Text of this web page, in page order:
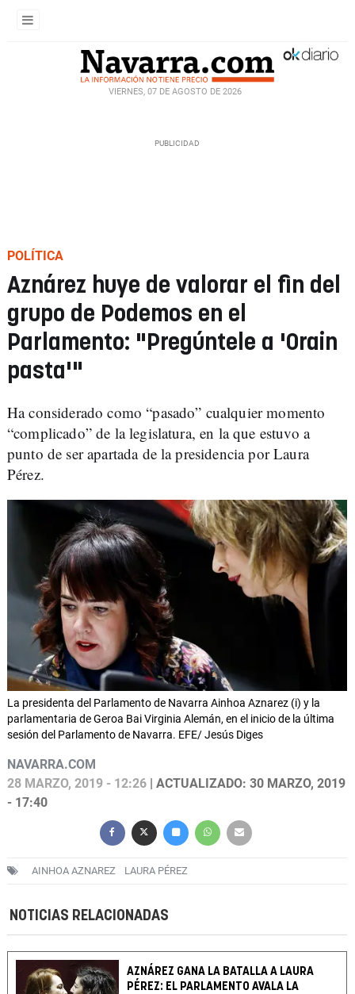
VIERNES, 07 DE AGOSTO DE 2026
POLÍTICA
Aznárez huye de valorar el fin del
grupo de Podemos en el
Parlamento: "Pregúntele a 'Orain
pasta'"
Ha considerado como “pasado” cualquier momento
“complicado” de la legislatura, en la que estuvo a
punto de ser apartada de la presidencia por Laura
Pérez.
La presidenta del Parlamento de Navarra Ainhoa Aznarez (i) y la
parlamentaria de Geroa Bai Virginia Alemán, en el inicio de la última
sesión del Parlamento de Navarra. EFE/ Jesús Diges
NAVARRA.COM
28 MARZO, 2019 - 12:26 | ACTUALIZADO: 30 MARZO, 2019
- 17:40
AINHOA AZNAREZ LAURA PÉREZ
NOTICIAS RELACIONADAS
AZNÁREZ GANA LA BATALLA A LAURA
PÉREZ: EL PARLAMENTO AVALA LA